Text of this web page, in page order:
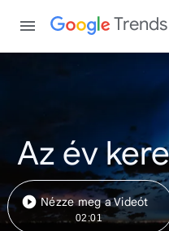
Trends
Az év
Nézze meg a Videót
02:01